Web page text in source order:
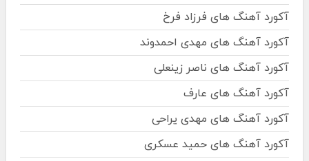
آکورد آهنگ های فرزاد فرخ
آکورد آهنگ های مهدی احمدوند
آکورد آهنگ های ناصر زینعلی
آکورد آهنگ های عارف
آکورد آهنگ های مهدی یراحی
آکورد آهنگ های حمید عسکری